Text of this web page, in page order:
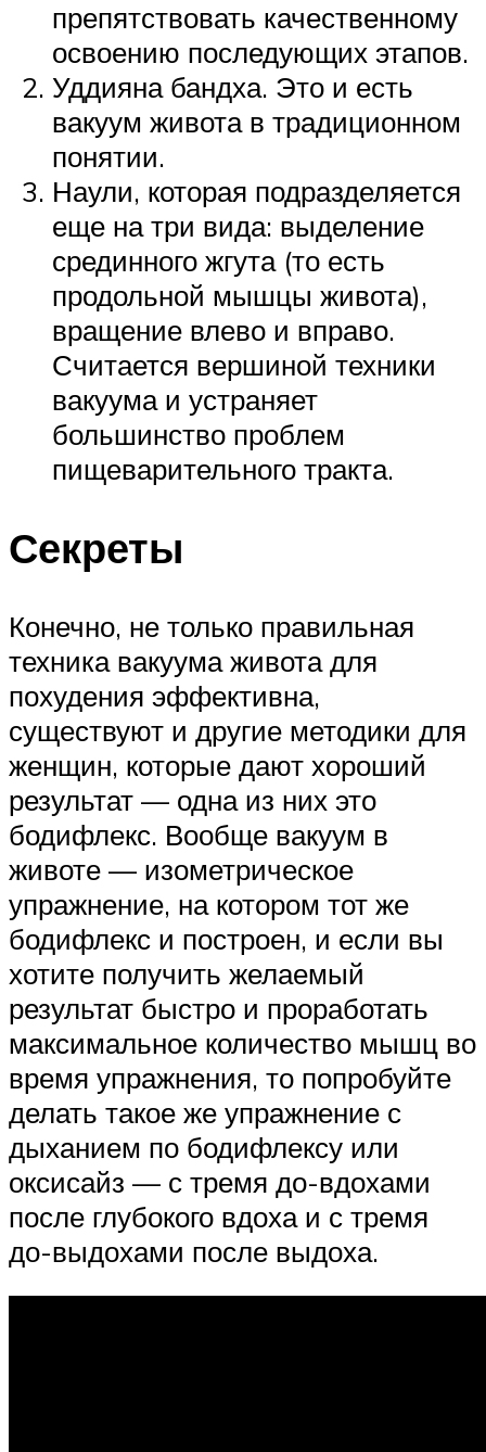
препятствовать качественному
освоению последующих этапов.
Уддияна бандха. Это и есть
вакуум живота в традиционном
понятии.
Наули, которая подразделяется
еще на три вида: выделение
срединного жгута (то есть
продольной мышцы живота),
вращение влево и вправо.
Считается вершиной техники
вакуума и устраняет
большинство проблем
пищеварительного тракта.
Секреты
Конечно, не только правильная
техника вакуума живота для
похудения эффективна,
существуют и другие методики для
женщин, которые дают хороший
результат — одна из них это
бодифлекс. Вообще вакуум в
животе — изометрическое
упражнение, на котором тот же
бодифлекс и построен, и если вы
хотите получить желаемый
результат быстро и проработать
максимальное количество мышц во
время упражнения, то попробуйте
делать такое же упражнение с
дыханием по бодифлексу или
оксисайз — с тремя до-вдохами
после глубокого вдоха и с тремя
до-выдохами после выдоха.